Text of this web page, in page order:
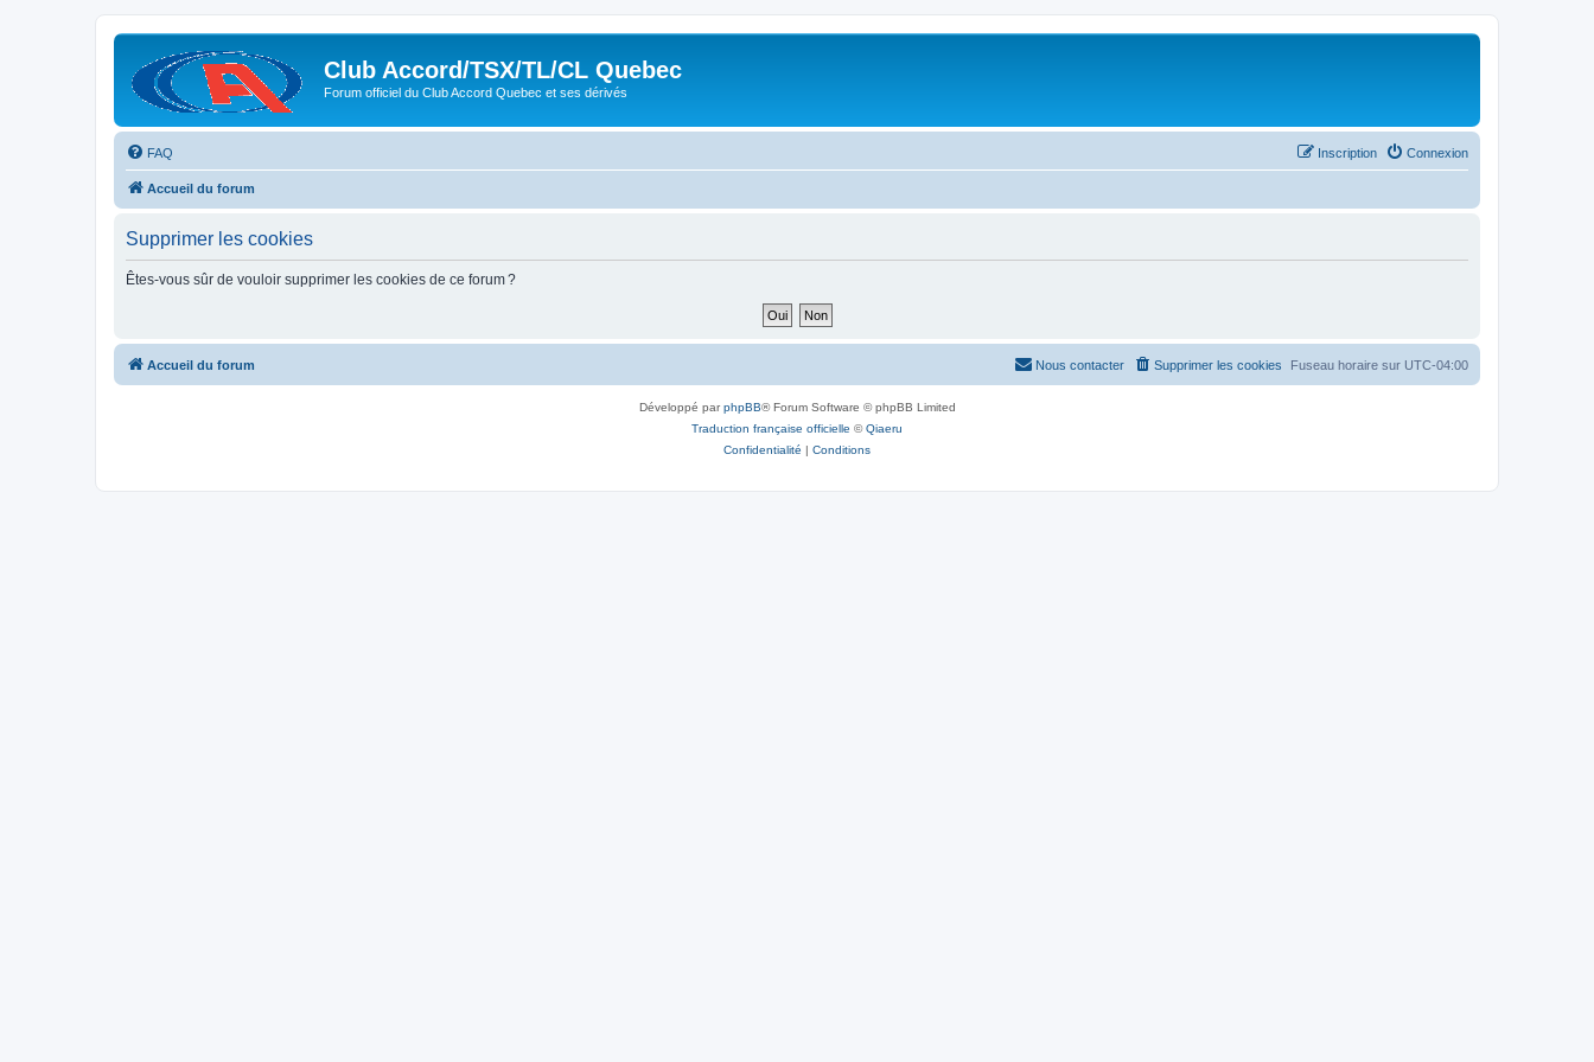
Club Accord/TSX/TL/CL Quebec
Forum officiel du Club Accord Quebec et ses dérivés
FAQ Connexion
Inscription
Accueil du forum
Supprimer les cookies
Êtes-vous sûr de vouloir supprimer les cookies de ce forum ?
Accueil du forum Fuseau horaire sur UTC-04:00
Supprimer les cookies
Nous contacter
Développé parphpBB® Forum Software © phpBB Limited
Traduction française officielle ©Qiaeru
Confidentialité | Conditions